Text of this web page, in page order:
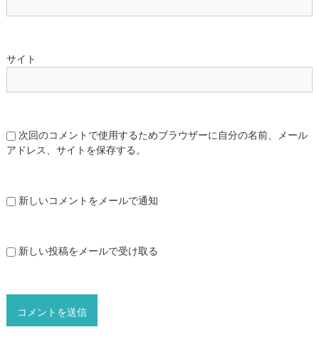
サイト
次回のコメントで使用するためブラウザーに自分の名前、メール
アドレス、サイトを保存する。
新しいコメントをメールで通知
新しい投稿をメールで受け取る